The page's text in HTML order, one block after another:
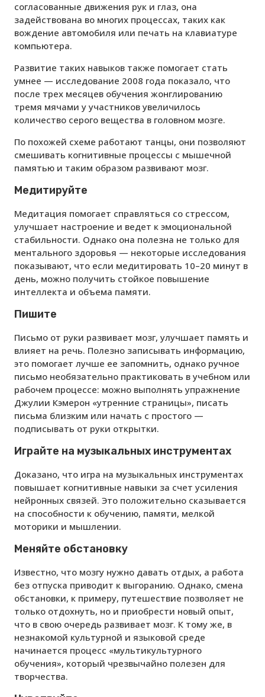
согласованные движения рук и глаз, она
задействована во многих процессах, таких как
вождение автомобиля или печать на клавиатуре
компьютера.
Развитие таких навыков также помогает стать
умнее — исследование 2008 года показало, что
после трех месяцев обучения жонглированию
тремя мячами у участников увеличилось
количество серого вещества в головном мозге.
По похожей схеме работают танцы, они позволяют
смешивать когнитивные процессы с мышечной
памятью и таким образом развивают мозг.
Медитируйте
Медитация помогает справляться со стрессом,
улучшает настроение и ведет к эмоциональной
стабильности. Однако она полезна не только для
ментального здоровья — некоторые исследования
показывают, что если медитировать 10–20 минут в
день, можно получить стойкое повышение
интеллекта и объема памяти.
Пишите
Письмо от руки развивает мозг, улучшает память и
влияет на речь. Полезно записывать информацию,
это помогает лучше ее запомнить, однако ручное
письмо необязательно практиковать в учебном или
рабочем процессе: можно выполнять упражнение
Джулии Кэмерон «утренние страницы», писать
письма близким или начать с простого —
подписывать от руки открытки.
Играйте на музыкальных инструментах
Доказано, что игра на музыкальных инструментах
повышает когнитивные навыки за счет усиления
нейронных связей. Это положительно сказывается
на способности к обучению, памяти, мелкой
моторики и мышлении.
Меняйте обстановку
Известно, что мозгу нужно давать отдых, а работа
без отпуска приводит к выгоранию. Однако, смена
обстановки, к примеру, путешествие позволяет не
только отдохнуть, но и приобрести новый опыт,
что в свою очередь развивает мозг. К тому же, в
незнакомой культурной и языковой среде
начинается процесс «мультикультурного
обучения», который чрезвычайно полезен для
творчества.